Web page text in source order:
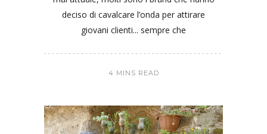
deciso di cavalcare l’onda per attirare
giovani clienti... sempre che
4 MINS READ